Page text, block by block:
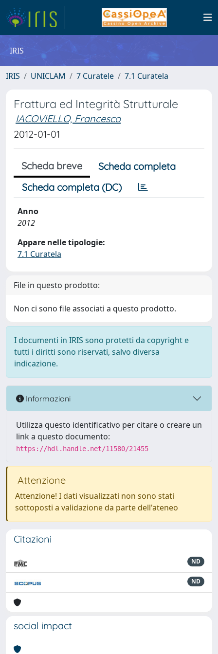
IRIS
IRIS UNICLAM 7 Curatele 7.1 Curatela
Frattura ed Integrità Strutturale
IACOVIELLO, Francesco
2012-01-01
Scheda breve
Scheda completa
Scheda completa (DC)
Anno
2012
Appare nelle tipologie:
7.1 Curatela
File in questo prodotto:
Non ci sono file associati a questo prodotto.
I documenti in IRIS sono protetti da copyright e
tutti i diritti sono riservati, salvo diversa
indicazione.
Informazioni
Utilizza questo identificativo per citare o creare un
link a questo documento:
https://hdl.handle.net/11580/21455
Attenzione
Attenzione! I dati visualizzati non sono stati
sottoposti a validazione da parte dell'ateneo
Citazioni
ND
ND
social impact